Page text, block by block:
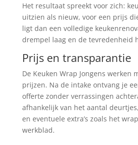
Het resultaat spreekt voor zich:
uitzien als nieuw, voor een prijs
ligt dan een volledige
drempel laag en de tevredenheid
Prijs en transparantie
De Keuken Wrap Jongens werken
prijzen. Na de intake ontvang je
offerte zonder verrassingen
afhankelijk van het aantal
en eventuele extra’s zoals het
werkblad.